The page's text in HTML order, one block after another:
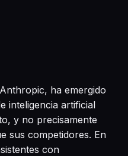
ha emergido
inteligencia artificial
y no precisamente
sus competidores. En
con